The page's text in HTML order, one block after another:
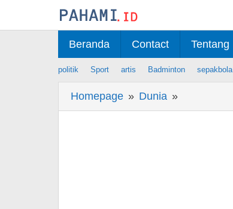
Beranda Contact Tentang
politik Sport artis Badminton sepakbola
Homepage » Dunia »
China